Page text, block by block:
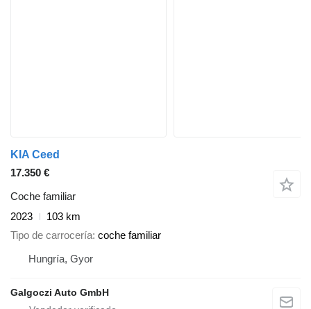
KIA Ceed
17.350 €
Coche familiar
2023
103 km
Tipo de carrocería coche familiar
Hungría, Gyor
Galgoczi Auto GmbH